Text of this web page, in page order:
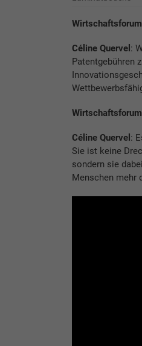
Wirtschaftsforum
Céline Quervel :
Patentgebühren
Wirtschaftsforum
Céline Quervel :
Sie ist keine
sondern sie
Menschen mehr